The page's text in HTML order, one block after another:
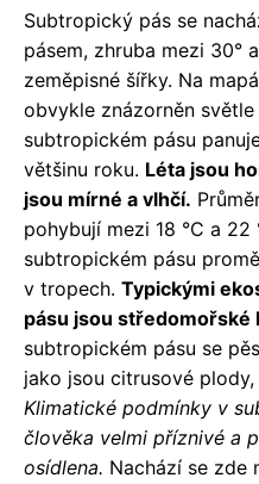
Subtropický pás se
pásem, zhruba mezi 30°
zeměpisné šířky. Na
obvykle znázorněn
subtropickém pásu
většinu roku. Léta jsou
jsou mírné a vlhčí.
pohybují mezi 18 °C a 22
subtropickém pásu
v tropech. Typickými
pásu jsou středomořské
subtropickém pásu se
jako jsou citrusové
Klimatické podmínky v
člověka velmi příznivé a
osídlena. Nachází se zde